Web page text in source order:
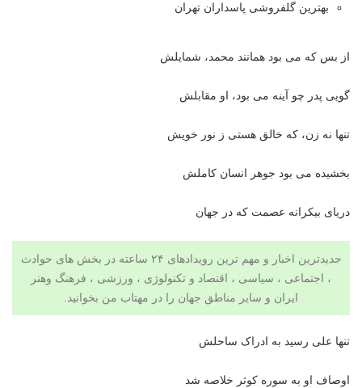
بهترین گلفروشی پاسداران تهران
از بس که می بود همانند محمد، شمایلش
گویی پدر چو آینه می بود، او مقابلش
تنها نه زن، که خالق هستی ز نور خویش
بخشیده می بود جوهر انسان کاملش
دریای بیکرانه‌ عصمت که در جهان
جدیدترین اخبار و مهم ترین رویدادهای ۲۴ ساعته در بخش های حوادث
، اجتماعی ، سیاسی ، اقتصاد و تکنولوژی ، ورزشی ، فرهنگ وهنر
ایران و سایر مناطق جهان را در مهتاب من بخوانید.
تنها علی رسید به ادراک ساحلش
اوصاف او به سوره‌ کوثر خلاصه شد